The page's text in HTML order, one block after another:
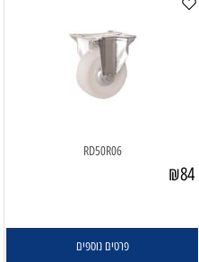
RD50R06
₪84
פרטים נוספים